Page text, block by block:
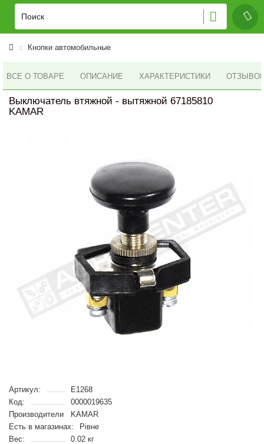
Кнопки автомобильные
ВСЕ О ТОВАРЕ ОПИСАНИЕ ХАРАКТЕРИСТИКИ ОТЗЫВОВ
Выключатель втяжной - вытяжной 67185810
KAMAR
Артикул:
E1268
Код:
0000019635
Производители
KAMAR
Есть в магазинах:
Рівне
Вес:
0.02 кг